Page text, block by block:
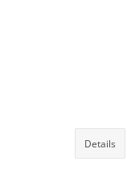
Details